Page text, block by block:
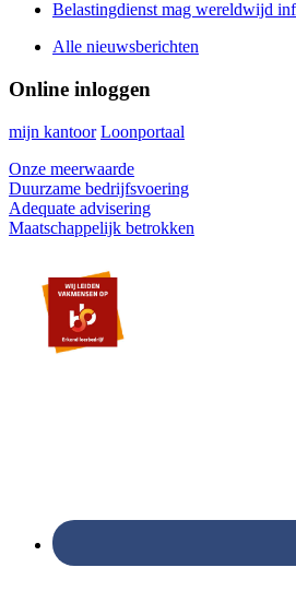
Belastingdienst mag wereldwijd
Alle nieuwsberichten
Online inloggen
mijn kantoor Loonportaal
Onze meerwaarde
Duurzame bedrijfsvoering
Adequate advisering
Maatschappelijk betrokken